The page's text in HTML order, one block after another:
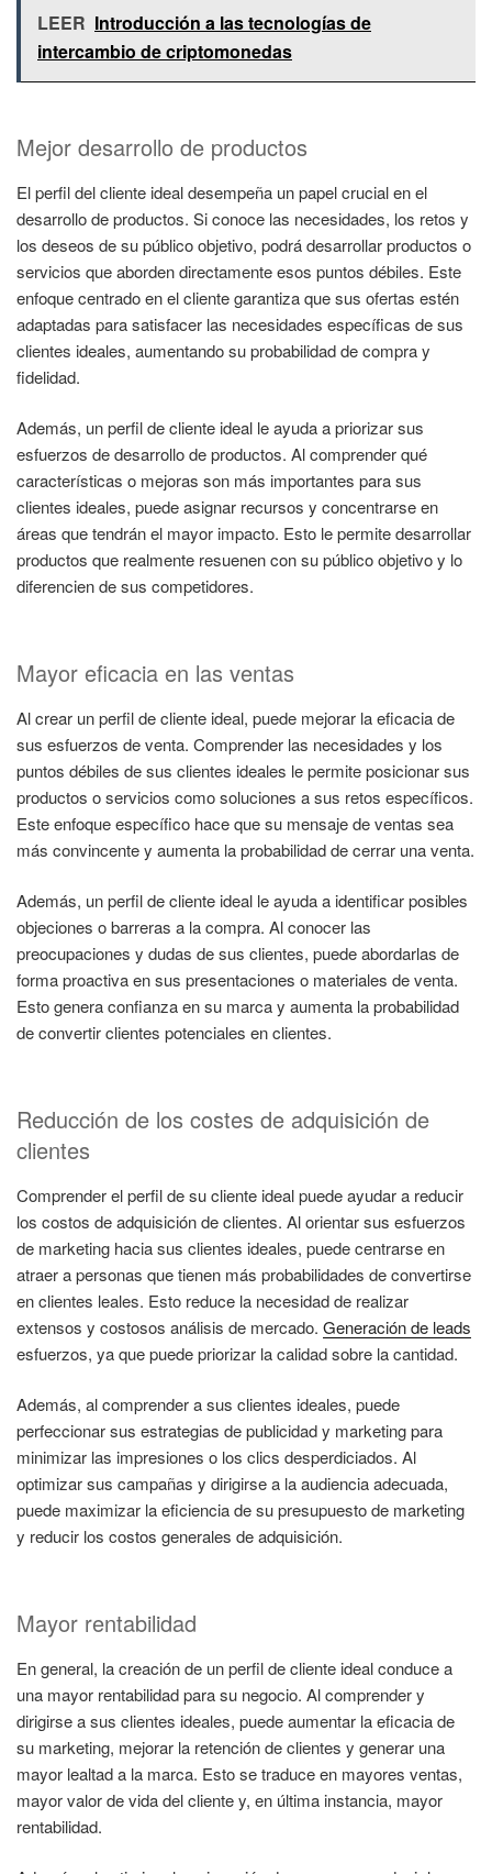
LEER Introducción a las tecnologías de
intercambio de criptomonedas
Mejor desarrollo de productos
El perfil del cliente ideal desempeña un papel crucial en el
desarrollo de productos. Si conoce las necesidades, los retos y
los deseos de su público objetivo, podrá desarrollar productos o
servicios que aborden directamente esos puntos débiles. Este
enfoque centrado en el cliente garantiza que sus ofertas estén
adaptadas para satisfacer las necesidades específicas de sus
clientes ideales, aumentando su probabilidad de compra y
fidelidad.
Además, un perfil de cliente ideal le ayuda a priorizar sus
esfuerzos de desarrollo de productos. Al comprender qué
características o mejoras son más importantes para sus
clientes ideales, puede asignar recursos y concentrarse en
áreas que tendrán el mayor impacto. Esto le permite desarrollar
productos que realmente resuenen con su público objetivo y lo
diferencien de sus competidores.
Mayor eficacia en las ventas
Al crear un perfil de cliente ideal, puede mejorar la eficacia de
sus esfuerzos de venta. Comprender las necesidades y los
puntos débiles de sus clientes ideales le permite posicionar sus
productos o servicios como soluciones a sus retos específicos.
Este enfoque específico hace que su mensaje de ventas sea
más convincente y aumenta la probabilidad de cerrar una venta.
Además, un perfil de cliente ideal le ayuda a identificar posibles
objeciones o barreras a la compra. Al conocer las
preocupaciones y dudas de sus clientes, puede abordarlas de
forma proactiva en sus presentaciones o materiales de venta.
Esto genera confianza en su marca y aumenta la probabilidad
de convertir clientes potenciales en clientes.
Reducción de los costes de adquisición de
clientes
Comprender el perfil de su cliente ideal puede ayudar a reducir
los costos de adquisición de clientes. Al orientar sus esfuerzos
de marketing hacia sus clientes ideales, puede centrarse en
atraer a personas que tienen más probabilidades de convertirse
en clientes leales. Esto reduce la necesidad de realizar
extensos y costosos análisis de mercado. Generación de leads
esfuerzos, ya que puede priorizar la calidad sobre la cantidad.
Además, al comprender a sus clientes ideales, puede
perfeccionar sus estrategias de publicidad y marketing para
minimizar las impresiones o los clics desperdiciados. Al
optimizar sus campañas y dirigirse a la audiencia adecuada,
puede maximizar la eficiencia de su presupuesto de marketing
y reducir los costos generales de adquisición.
Mayor rentabilidad
En general, la creación de un perfil de cliente ideal conduce a
una mayor rentabilidad para su negocio. Al comprender y
dirigirse a sus clientes ideales, puede aumentar la eficacia de
su marketing, mejorar la retención de clientes y generar una
mayor lealtad a la marca. Esto se traduce en mayores ventas,
mayor valor de vida del cliente y, en última instancia, mayor
rentabilidad.